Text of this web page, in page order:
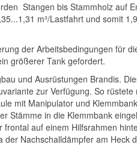
Stangen bis Stammholz auf
m³/Lastfahrt und somit
der Arbeitsbedingungen für
größerer Tank gefordert.
und Ausrüstungen Brandis.
zur Verfügung. So
mit Manipulator und
Stämme in die Klemmbank
auf einem Hilfsrahmen
Nachschalldämpfer am Heck